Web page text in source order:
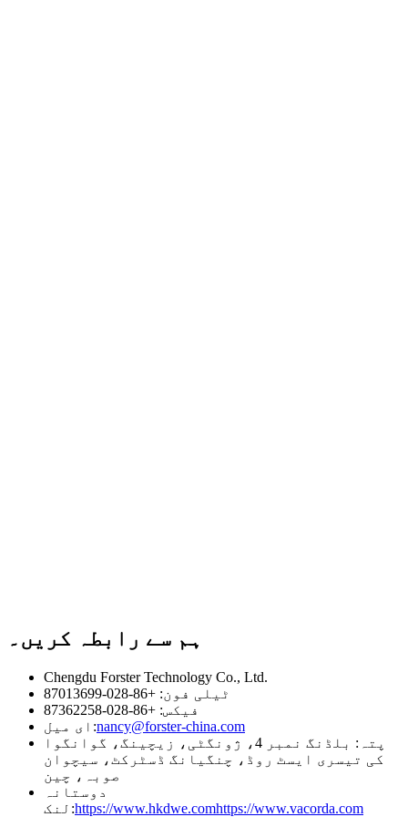
ہم سے رابطہ کریں۔
Chengdu Forster Technology Co., Ltd.
ٹیلی فون: +86-028-87013699
فیکس: +86-028-87362258
ای میل:nancy@forster-china.com
پتہ: بلڈنگ نمبر 4، ژونگٹی، زیچینگ، گوانگوا
کی تیسری ایسٹ روڈ، چنگیانگ ڈسٹرکٹ، سیچوان
صوبہ، چین
دوستانہ
لنک:https://www.hkdwe.comhttps://www.vacorda.com